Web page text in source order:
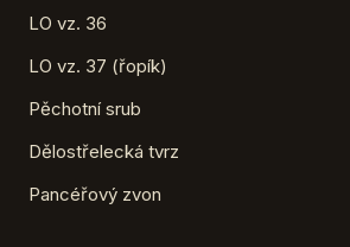
LO vz. 36
LO vz. 37 (řopík)
Pěchotní srub
Dělostřelecká tvrz
Pancéřový zvon